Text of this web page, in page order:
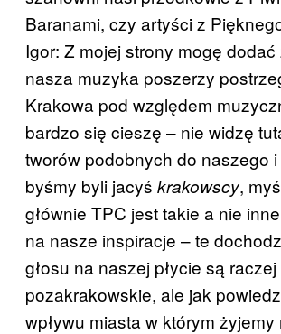
Baranami, czy artyści z
Igor: Z mojej strony mogę dodać
nasza muzyka poszerzy
Krakowa pod względem
bardzo się cieszę – nie widzę
tworów podobnych do naszego
byśmy byli jacyś krakowscy,
głównie TPC jest takie a nie
na nasze inspiracje – te
głosu na naszej płycie są raczej
pozakrakowskie, ale jak
wpływu miasta w którym żyjemy